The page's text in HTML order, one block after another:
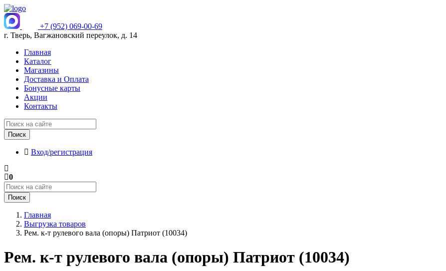
+7 (952) 069-00-69
г. Тверь, Вагжановский переулок, д. 14
Главная
Каталог
Магазины
Доставка и Оплата
Бонусные карты
Акции
Контакты
Поиск
Вход/регистрация
0
Поиск
Главная
Выгрузка товаров
Рем. к-т рулевого вала (опоры) Патриот (10034)
Рем. к-т рулевого вала (опоры) Патриот (10034)